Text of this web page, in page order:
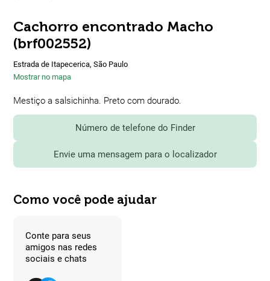
Cachorro encontrado Macho
(brf002552)
Estrada de Itapecerica, São Paulo
Mostrar no mapa
Mestiço a salsichinha. Preto com dourado.
Número de telefone do Finder
Envie uma mensagem para o localizador
Como você pode ajudar
Conte para seus
amigos nas redes
sociais e chats